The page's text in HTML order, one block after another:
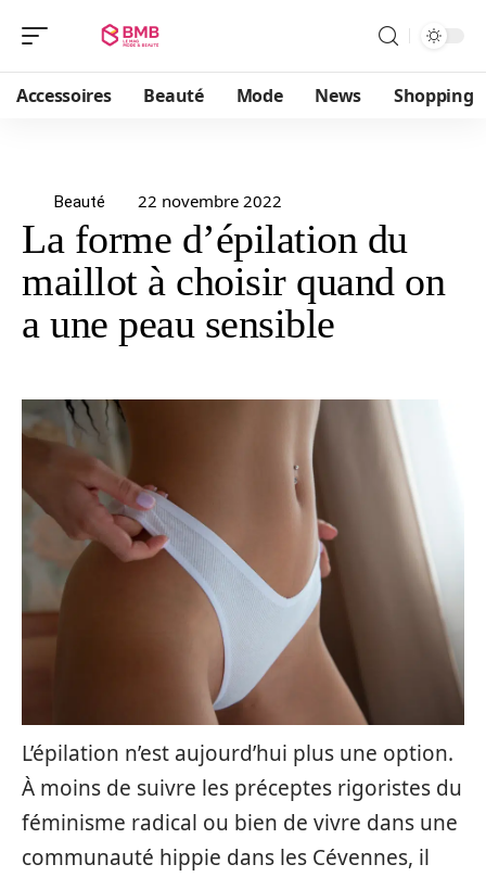
Accessoires Beauté Mode News Shopping
Beauté 22 novembre 2022
La forme d’épilation du
maillot à choisir quand on
a une peau sensible
L’épilation n’est aujourd’hui plus une option.
À moins de suivre les préceptes rigoristes du
féminisme radical ou bien de vivre dans une
communauté hippie dans les Cévennes, il